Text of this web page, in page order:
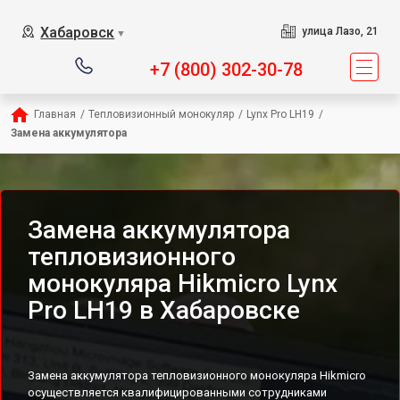
Хабаровск ▼ улица Лазо, 21
+7 (800) 302-30-78
Главная / Тепловизионный монокуляр / Lynx Pro LH19 /
Замена аккумулятора
Замена аккумулятора
тепловизионного
монокуляра Hikmicro Lynx
Pro LH19 в Хабаровске
Замена аккумулятора тепловизионного монокуляра Hikmicro
осуществляется квалифицированными сотрудниками